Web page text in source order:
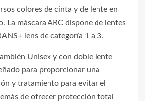
colores de cinta y de lente en
La máscara ARC dispone de lentes
lens de categoría 1 a 3.
Unisex y con doble lente
para proporcionar una
y tratamiento para evitar el
de ofrecer protección total